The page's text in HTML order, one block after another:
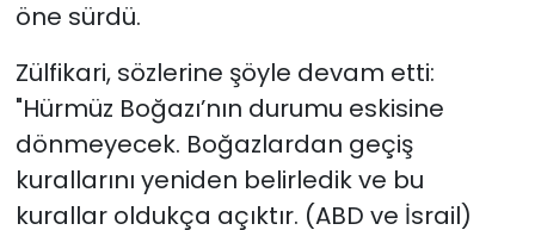
öne sürdü.
Zülfikari, sözlerine şöyle devam etti:
"Hürmüz Boğazı’nın durumu eskisine
dönmeyecek. Boğazlardan geçiş
kurallarını yeniden belirledik ve bu
kurallar oldukça açıktır. (ABD ve İsrail)